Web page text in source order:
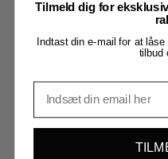
BESKRIVELSE
Tilmeld dig for
Indtast din e-mail for at
tilbud